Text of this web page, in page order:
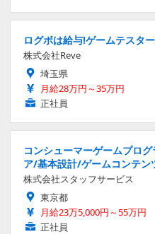
ログボは給与!ゲームテスタ
株式会社Reve
埼玉県
月給28万円～35万円
正社員
コンシューマーゲームプロ
ア/基本設計/ゲームコンテン
株式会社スタッフサービス
東京都
月給23万5,000円～55万円
正社員